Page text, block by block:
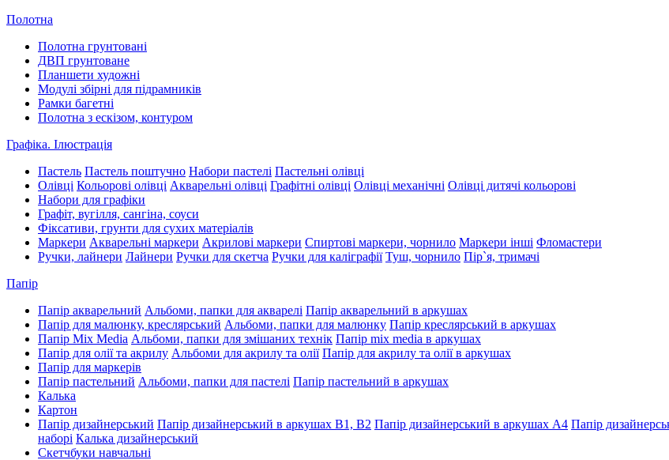
Полотна
Полотна грунтовані
ДВП грунтоване
Планшети художні
Модулі збірні для підрамників
Рамки багетні
Полотна з ескізом, контуром
Графіка. Ілюстрація
Пастель Пастель поштучно Набори пастелі Пастельні олівці
Олівці Кольорові олівці Акварельні олівці Графітні олівці Олівці механічні Олівці дитячі кольорові
Набори для графіки
Графіт, вугілля, сангіна, соуси
Фіксативи, грунти для сухих матеріалів
Маркери Акварельні маркери Акрилові маркери Спиртові маркери, чорнило Маркери інші Фломастери
Ручки, лайнери Лайнери Ручки для скетча Ручки для каліграфії Туш, чорнило Пір`я, тримачі
Папір
Папір акварельний Альбоми, папки для акварелі Папір акварельний в аркушах
Папір для малюнку, креслярський Альбоми, папки для малюнку Папір креслярський в аркушах
Папір Mix Media Альбоми, папки для змішаних технік Папір mix media в аркушах
Папір для олії та акрилу Альбоми для акрилу та олії Папір для акрилу та олії в аркушах
Папір для маркерів
Папір пастельний Альбоми, папки для пастелі Папір пастельний в аркушах
Калька
Картон
Папір дизайнерський Папір дизайнерський в аркушах В1, В2 Папір дизайнерський в аркушах А4 Папір
наборі Калька дизайнерський
Скетчбуки навчальні